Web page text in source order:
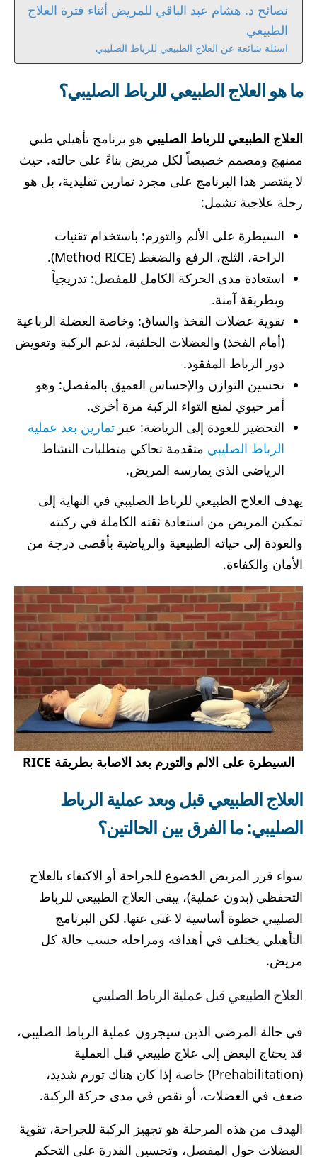
نصائح د. هشام عبد الباقي للمريض أثناء فترة العلاج
الطبيعي​
اسئلة شائعة عن العلاج الطبيعي للرباط الصليبي
ما هو العلاج الطبيعي للرباط الصليبي؟
العلاج الطبيعي للرباط الصليبي هو برنامج تأهيلي طبي
ممنهج ومصمم خصيصاً لكل مريض بناءً على حالته. حيث
لا يقتصر هذا البرنامج على مجرد تمارين تقليدية، بل هو
رحلة علاجية تشمل:
السيطرة على الألم والتورم: باستخدام تقنيات
الراحة، الثلج، الرفع والضغط (Method RICE).
استعادة مدى الحركة الكامل للمفصل: تدريجياً
وبطريقة آمنة.
تقوية عضلات الفخذ والساق: وخاصة العضلة الرباعية
(أمام الفخذ) والعضلات الخلفية، لدعم الركبة وتعويض
دور الرباط المفقود.
تحسين التوازن والإحساس العميق بالمفصل: وهو
أمر حيوي لمنع التواء الركبة مرة أخرى.
التحضير للعودة إلى الرياضة: عبرتمارين بعد عملية
الرباط الصليبي متقدمة تحاكي متطلبات النشاط
الرياضي الذي يمارسه المريض.
يهدف العلاج الطبيعي للرباط الصليبي في النهاية إلى
تمكين المريض من استعادة ثقته الكاملة في ركبته
والعودة إلى حياته الطبيعية والرياضية بأقصى درجة من
الأمان والكفاءة.
السيطرة على الالم والتورم بعد الاصابة بطريقة RICE
العلاج الطبيعي قبل وبعد عملية الرباط
الصليبي: ما الفرق بين الحالتين؟
سواء قرر المريض الخضوع للجراحة أو الاكتفاء بالعلاج
التحفظي (بدون عملية)، يبقى العلاج الطبيعي للرباط
الصليبي خطوة أساسية لا غنى عنها. لكن البرنامج
التأهيلي يختلف في أهدافه ومراحله حسب حالة كل
مريض.
العلاج الطبيعي قبل عملية الرباط الصليبي
في حالة المرضى الذين سيجرون عملية الرباط الصليبي،
قد يحتاج البعض إلى علاج طبيعي قبل العملية
(Prehabilitation) خاصة إذا كان هناك تورم شديد،
ضعف في العضلات، أو نقص في مدى حركة الركبة.
الهدف من هذه المرحلة هو تجهيز الركبة للجراحة، تقوية
العضلات حول المفصل، وتحسين القدرة على التحكم